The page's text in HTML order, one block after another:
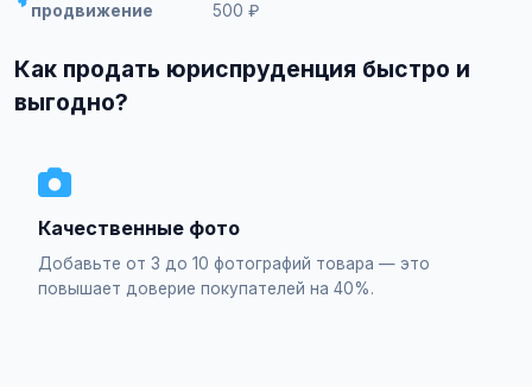
продвижение
500 ₽
Как продать юриспруденция быстро и
выгодно?
Качественные фото
Добавьте от 3 до 10 фотографий товара — это
повышает доверие покупателей на 40%.